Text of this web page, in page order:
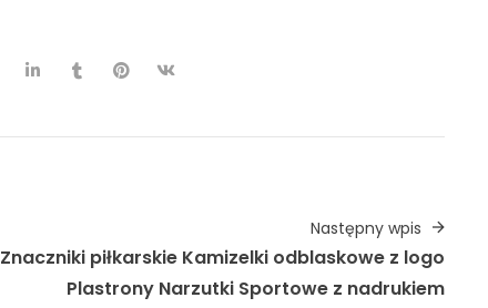
Następny wpis
Znaczniki piłkarskie Kamizelki odblaskowe z logo
Plastrony Narzutki Sportowe z nadrukiem